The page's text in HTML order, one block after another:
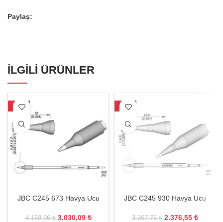
Paylaş:
İLGILI ÜRÜNLER
-27%
JBC C245 673 Havya Ucu
4.158,96₺ 3.030,09 ₺
-27%
JBC C245 930 Havya Ucu
3.267,75₺ 2.376,55 ₺